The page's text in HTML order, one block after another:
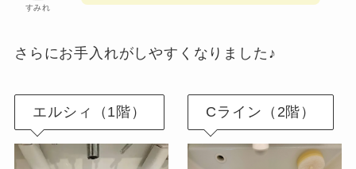
すみれ
さらにお手入れがしやすくなりました♪
エルシィ（1階） Cライン（2階）